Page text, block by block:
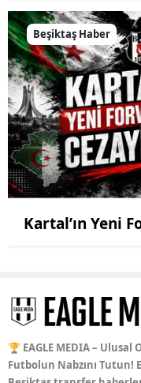
Beşiktaş Haber
Kartal’ın Yeni
🏆 EAGLE MEDIA –
Futbolun Nabzını